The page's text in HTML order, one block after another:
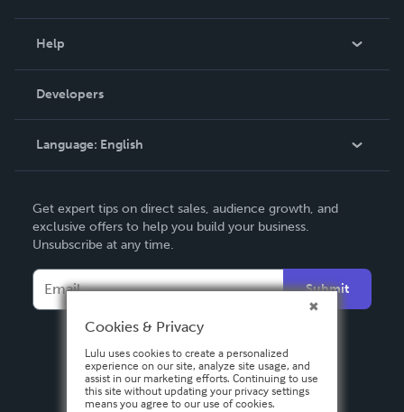
Podcast
Help
Order Lookup
Knowledge Base
Contact Support
Developers
Language: English
Deutsch
Français
Italiano
Español
Get expert tips on direct sales, audience growth, and
exclusive offers to help you build your business.
Unsubscribe at any time.
Submit
Cookies & Privacy
Lulu uses cookies to create a personalized
experience on our site, analyze site usage, and
assist in our marketing efforts. Continuing to use
this site without updating your privacy settings
means you agree to our use of cookies.